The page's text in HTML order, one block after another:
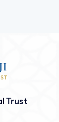
Trust